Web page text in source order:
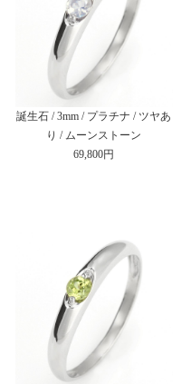
誕生石 / 3mm / プラチナ / ツヤあ
り / ムーンストーン
69,800円